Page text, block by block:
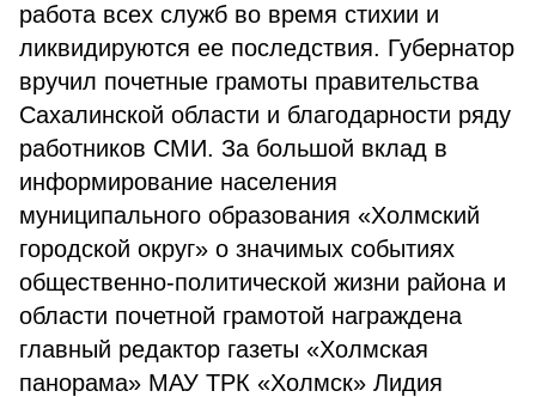
работа всех служб во время стихии и
ликвидируются ее последствия. Губернатор
вручил почетные грамоты правительства
Сахалинской области и благодарности ряду
работников СМИ. За большой вклад в
информирование населения
муниципального образования «Холмский
городской округ» о значимых событиях
общественно-политической жизни района и
области почетной грамотой награждена
главный редактор газеты «Холмская
панорама» МАУ ТРК «Холмск» Лидия